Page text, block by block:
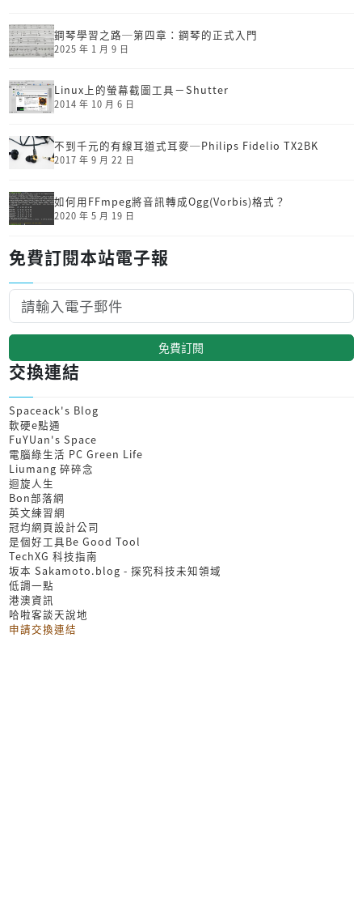
鋼琴學習之路─第四章：鋼琴的正式入門
2025 年 1 月 9 日
Linux上的螢幕截圖工具－Shutter
2014 年 10 月 6 日
不到千元的有線耳道式耳麥─Philips Fidelio TX2BK
2017 年 9 月 22 日
如何用FFmpeg將音訊轉成Ogg(Vorbis)格式？
2020 年 5 月 19 日
免費訂閱本站電子報
免費訂閱
交換連結
Spaceack's Blog
軟硬e點通
FuYUan's Space
電腦綠生活 PC Green Life
Liumang 碎碎念
迴旋人生
Bon部落網
英文練習網
冠均網頁設計公司
是個好工具Be Good Tool
TechXG 科技指南
坂本 Sakamoto.blog - 探究科技未知領域
低調一點
港澳資訊
哈啦客談天說地
申請交換連結